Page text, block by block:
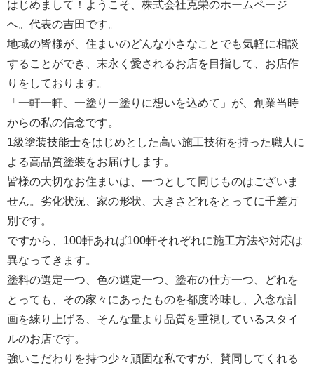
はじめまして！ようこそ、株式会社克栄のホームページ
へ。代表の吉田です。
地域の皆様が、住まいのどんな小さなことでも気軽に相談
することができ、末永く愛されるお店を目指して、お店作
りをしております。
「一軒一軒、一塗り一塗りに想いを込めて」が、創業当時
からの私の信念です。
1級塗装技能士をはじめとした高い施工技術を持った職人に
よる高品質塗装をお届けします。
皆様の大切なお住まいは、一つとして同じものはございま
せん。劣化状況、家の形状、大きさどれをとってに千差万
別です。
ですから、100軒あれば100軒それぞれに施工方法や対応は
異なってきます。
塗料の選定一つ、色の選定一つ、塗布の仕方一つ、どれを
とっても、その家々にあったものを都度吟味し、入念な計
画を練り上げる、そんな量より品質を重視しているスタイ
ルのお店です。
強いこだわりを持つ少々頑固な私ですが、賛同してくれる